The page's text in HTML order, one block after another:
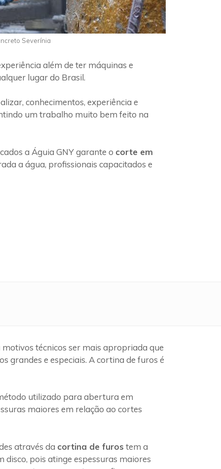
Severínia
além de ter máquinas e
lugar do Brasil.
conhecimentos, experiência e
um trabalho muito bem feito na
a Águia GNY garante o corte em
a água, profissionais capacitados e
técnicos ser mais apropriada que
grandes e especiais. A cortina de furos é
utilizado para abertura em
maiores em relação ao cortes
através da cortina de furos tem a
pois atinge espessuras maiores